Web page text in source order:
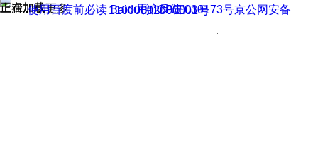
正在加载
上滑加载更多 用户反馈
使用百度前必读 Baidu 京ICP证030173号
京公网安备11000002000001号